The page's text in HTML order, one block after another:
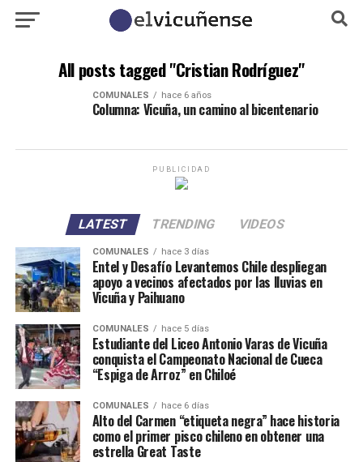
All posts tagged "Cristian Rodríguez"
COMUNALES hace 6 años
Columna: Vicuña, un camino al bicentenario
PUBLICIDAD
LATEST TRENDING VIDEOS
COMUNALES hace 3 días
Entel y Desafío Levantemos Chile despliegan
apoyo a vecinos afectados por las lluvias en
Vicuña y Paihuano
COMUNALES hace 5 días
Estudiante del Liceo Antonio Varas de Vicuña
conquista el Campeonato Nacional de Cueca
“Espiga de Arroz” en Chiloé
COMUNALES hace 6 días
Alto del Carmen “etiqueta negra” hace historia
como el primer pisco chileno en obtener una
estrella Great Taste